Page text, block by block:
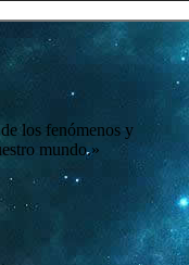
los fenómenos y
mundo.»